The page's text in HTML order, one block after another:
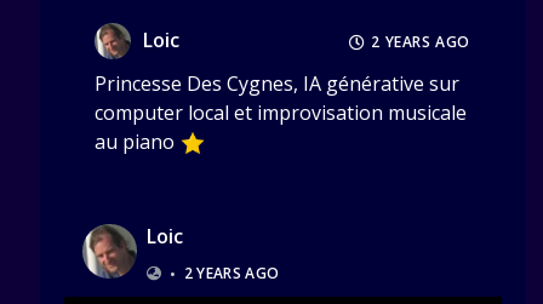
Loic 2 YEARS AGO
Princesse Des Cygnes, IA générative sur
computer local et improvisation musicale
au piano
Loic
• 2 YEARS AGO